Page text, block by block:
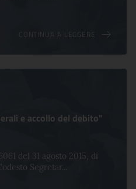
CONTINUA A LEGGERE
e accollo del debito"
del 31 agosto 2015, di
Segretar...